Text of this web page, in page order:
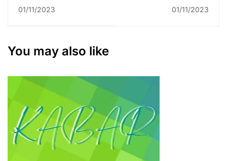
Benchmarking
Fakultas Syariah
Sunan Kalijaga
01/11/2023
Aspirasi
2023/2024 Latih
01/11/2023
You may also like